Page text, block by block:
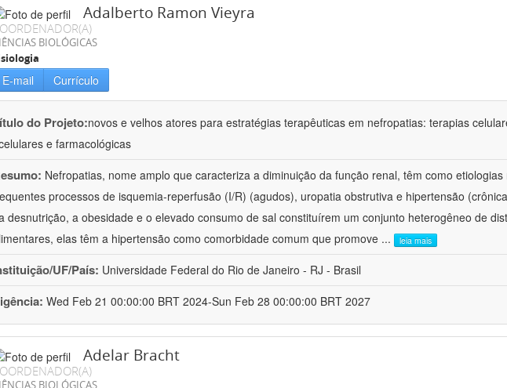
Adalberto Ramon Vieyra
BIOLÓGICAS
E-mail Currículo
do Projeto:novos e velhos atores para estratégias terapêuticas em nefropatias: terapias
e farmacológicas
Nefropatias, nome amplo que caracteriza a diminuição da função renal, têm como etiologias
processos de isquemia-reperfusão (I/R) (agudos), uropatia obstrutiva e hipertensão
desnutrição, a obesidade e o elevado consumo de sal constituírem um conjunto heterogêneo de
elas têm a hipertensão como comorbidade comum que promove ... leia mais
UF/País: Universidade Federal do Rio de Janeiro - RJ - Brasil
Wed Feb 21 00:00:00 BRT 2024-Sun Feb 28 00:00:00 BRT 2027
Adelar Bracht
BIOLÓGICAS